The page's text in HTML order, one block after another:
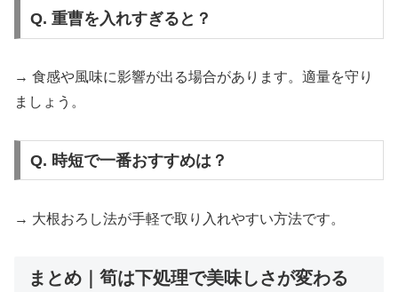
Q. 重曹を入れすぎると？
→ 食感や風味に影響が出る場合があります。適量を守り
ましょう。
Q. 時短で一番おすすめは？
→ 大根おろし法が手軽で取り入れやすい方法です。
まとめ｜筍は下処理で美味しさが変わる